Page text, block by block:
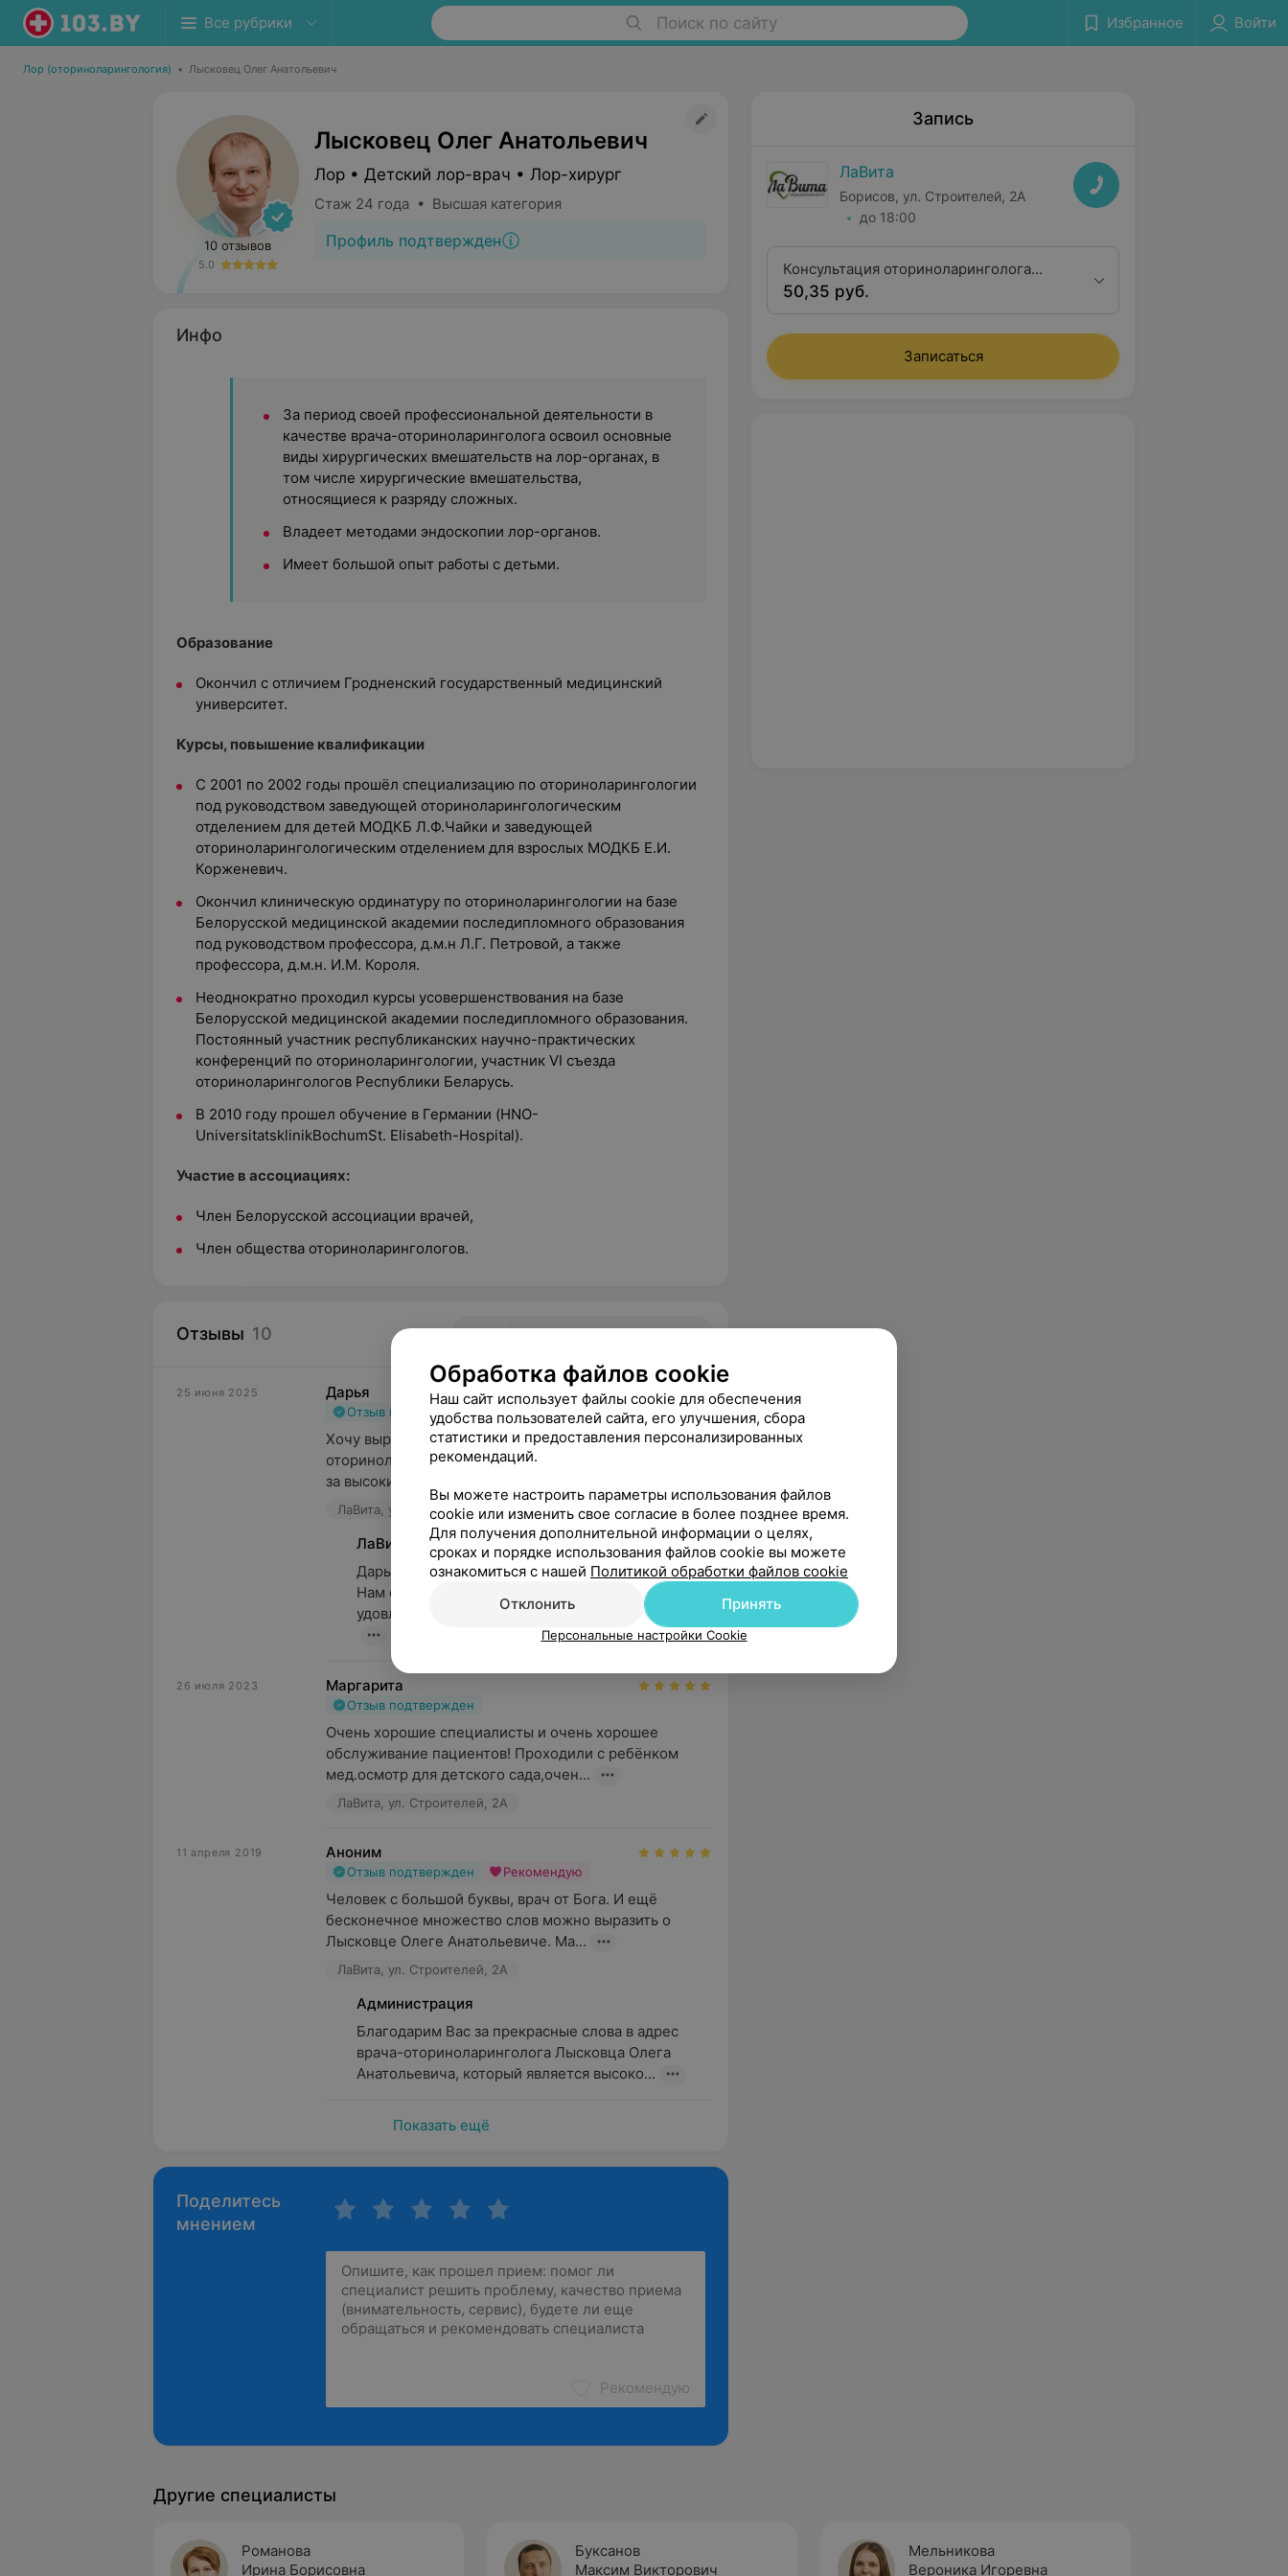
Все рубрики Поиск по сайту Избранное Войти
Лор (оториноларингология) • Лысковец Олег Анатольевич
10 отзывов
5.0
Лысковец Олег Анатольевич
Лор • Детский лор-врач • Лор-хирург
Стаж 24 года • Высшая категория
Профиль подтвержден
Инфо
За период своей профессиональной деятельности в
качестве врача-оториноларинголога освоил основные
виды хирургических вмешательств на лор-органах, в
том числе хирургические вмешательства,
относящиеся к разряду сложных.
Владеет методами эндоскопии лор-органов.
Имеет большой опыт работы с детьми.
Образование
Окончил с отличием Гродненский государственный медицинский
университет.
Курсы, повышение квалификации
С 2001 по 2002 годы прошёл специализацию по оториноларингологии
под руководством заведующей оториноларингологическим
отделением для детей МОДКБ Л.Ф.Чайки и заведующей
оториноларингологическим отделением для взрослых MОДКБ Е.И.
Корженевич.
Окончил клиническую ординатуру по оториноларингологии на базе
Белорусской медицинской академии последипломного образования
под руководством профессора, д.м.н Л.Г. Петровой, а также
профессора, д.м.н. И.М. Короля.
Неоднократно проходил курсы усовершенствования на базе
Белорусской медицинской академии последипломного образования.
Постоянный участник республиканских научно-практических
конференций по оториноларингологии, участник VI съезда
оториноларингологов Республики Беларусь.
В 2010 году прошел обучение в Германии (HNO-
UniversitatsklinikBochumSt. Elisabeth-Hospital).
Участие в ассоциациях:
Член Белорусской ассоциации врачей,
Член общества оториноларингологов.
Отзывы 10 5.0 ЛаВита, ул. Строителей, 2А
25 июня 2025 Дарья
Отзыв подтвержден
Хочу выразить искреннюю благодарность врачу-
оториноларингологу Лысковцу Олегу Анатольевичу
за высокий профессионализм и ...
ЛаВита, ул. Строителей, 2А
ЛаВита
Дарья, благодарим Вас за оставленный отзыв!
Нам очень приятно, что Вы остались
удовлетворены качеством приема врача-отор...
26 июля 2023 Маргарита
Отзыв подтвержден
Очень хорошие специалисты и очень хорошее
обслуживание пациентов! Проходили с ребёнком
мед.осмотр для детского сада,очен...
ЛаВита, ул. Строителей, 2А
11 апреля 2019 Аноним
Отзыв подтвержден Рекомендую
Человек с большой буквы, врач от Бога. И ещё
бесконечное множество слов можно выразить о
Лысковце Олеге Анатольевиче. Ма...
ЛаВита, ул. Строителей, 2А
Администрация
Благодарим Вас за прекрасные слова в адрес
врача-оториноларинголога Лысковца Олега
Анатольевича, который является высоко...
Показать ещё
Поделитесь
мнением
Рекомендую
Запись
ЛаВита
Борисов, ул. Строителей, 2А
до 18:00
Консультация оториноларинголога
высшей квалификационной категории
50,35 руб.
Записаться
Другие специалисты
Романова
Ирина Борисовна
Буксанов
Максим Викторович
Мельникова
Вероника Игоревна
Обработка файлов cookie
Наш сайт использует файлы cookie для обеспечения
удобства пользователей сайта, его улучшения, сбора
статистики и предоставления персонализированных
рекомендаций.
Вы можете настроить параметры использования файлов
cookie или изменить свое согласие в более позднее время.
Для получения дополнительной информации о целях,
сроках и порядке использования файлов cookie вы можете
ознакомиться с нашей Политикой обработки файлов cookie
Отклонить
Принять
Персональные настройки Cookie